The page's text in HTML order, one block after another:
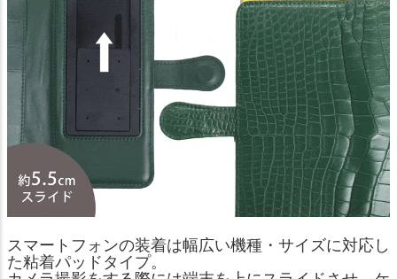
スマートフォンの装着は幅広い機種・サイズに対応し
た粘着パッドタイプ。